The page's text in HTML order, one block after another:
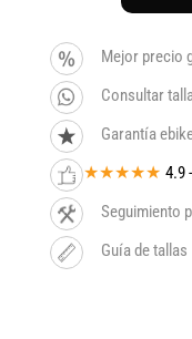
Mejor precio
Consultar
Garantía
★★★★★ 4.9
Seguimiento
Guía de tallas